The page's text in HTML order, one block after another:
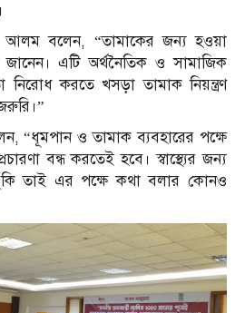
বলেন, “তামাকের জন্য হওয়া
জানেন। এটি অর্থনৈতিক ও সামাজিক
নিরোধ করতে খসড়া তামাক নিয়ন্ত্রণ
“ধূমপান ও তামাক ব্যবহারের পক্ষে
বন্ধ করতেই হবে। স্বাস্থ্যের জন্য
তাই এর পক্ষে কথা বলার কোনও